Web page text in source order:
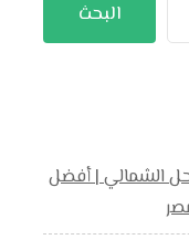
البحث
الشمالي | أفضل